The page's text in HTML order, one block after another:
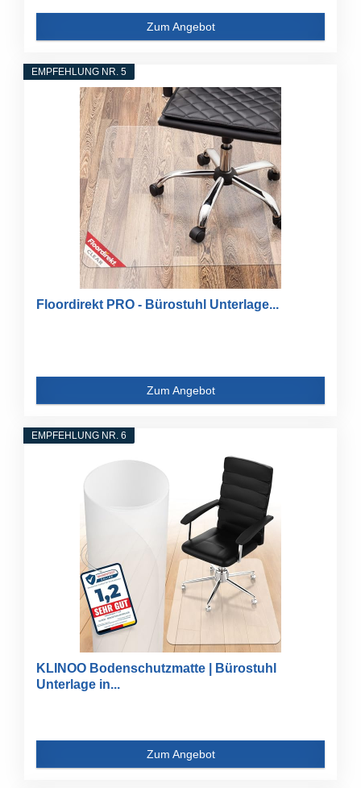
Zum Angebot
EMPFEHLUNG NR. 5
Floordirekt PRO - Bürostuhl Unterlage...
Zum Angebot
EMPFEHLUNG NR. 6
KLINOO Bodenschutzmatte | Bürostuhl
Unterlage in...
Zum Angebot